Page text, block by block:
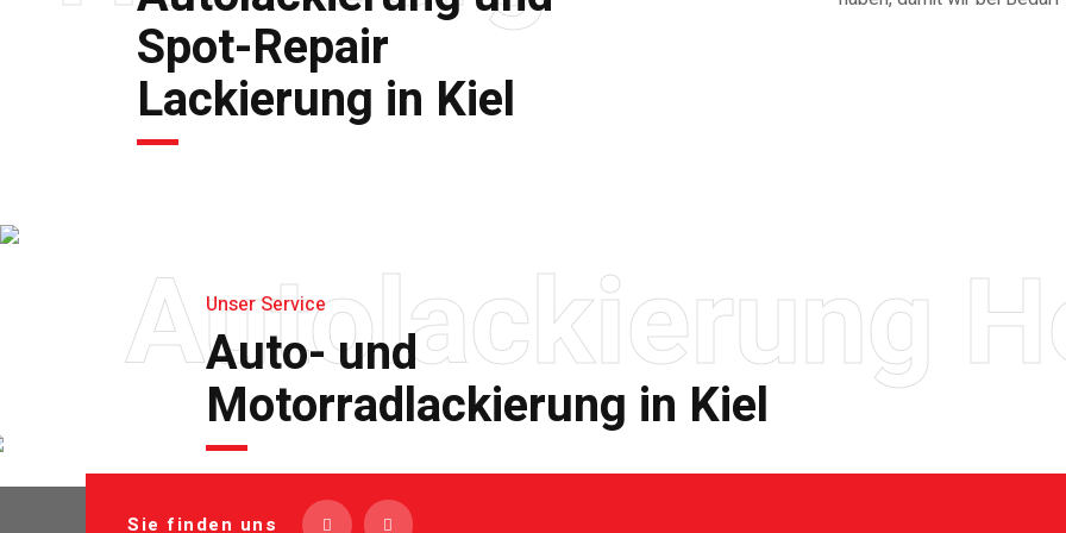
Spot-Repair
Lackierung in Kiel
Autolackierung
Unser Service
Auto- und
Motorradlackierung in Kiel
Sie finden uns